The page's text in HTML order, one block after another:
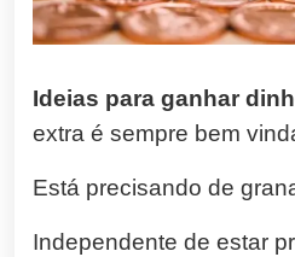
Ideias para ganhar
extra é sempre bem
Está precisando de
Independente de estar